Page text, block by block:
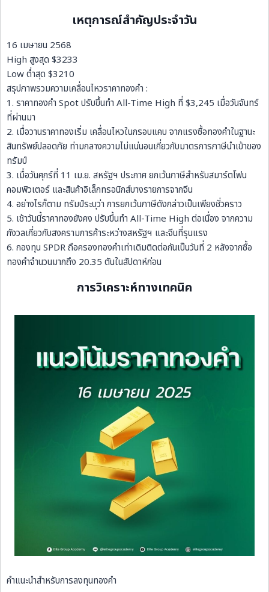
เหตุการณ์สำคัญประจำวัน
16 เมษายน 2568
High สูงสุด $3233
Low ต่ำสุด $3210
สรุปภาพรวมความเคลื่อนไหวราคาทองคำ :
1. ราคาทองคำ Spot ปรับขึ้นทำ All-Time High ที่ $3,245 เมื่อวันจันทร์
ที่ผ่านมา
2. เมื่อวานราคาทองเริ่ม เคลื่อนไหวในกรอบแคบ จากแรงซื้อทองคำในฐานะ
สินทรัพย์ปลอดภัย ท่ามกลางความไม่แน่นอนเกี่ยวกับมาตรการภาษีนำเข้าของ
ทรัมป์
3. เมื่อวันศุกร์ที่ 11 เม.ย. สหรัฐฯ ประกาศ ยกเว้นภาษีสำหรับสมาร์ตโฟน
คอมพิวเตอร์ และสินค้าอิเล็กทรอนิกส์บางรายการจากจีน
4. อย่างไรก็ตาม ทรัมป์ระบุว่า การยกเว้นภาษีดังกล่าวเป็นเพียงชั่วคราว
5. เช้าวันนี้ราคาทองยังคง ปรับขึ้นทำ All-Time High ต่อเนื่อง จากความ
กังวลเกี่ยวกับสงครามการค้าระหว่างสหรัฐฯ และจีนที่รุนแรง
6. กองทุน SPDR ถือครองทองคำเท่าเดิมติดต่อกันเป็นวันที่ 2 หลังจากซื้อ
ทองคำจำนวนมากถึง 20.35 ตันในสัปดาห์ก่อน
การวิเคราะห์ทางเทคนิค
คำแนะนำสำหรับการลงทุนทองคำ